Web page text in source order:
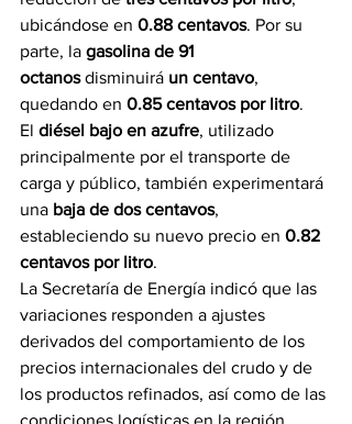
ubicándose en 0.88 centavos. Por su
parte, la gasolina de 91
octanos disminuirá un centavo,
quedando en 0.85 centavos por litro.
El diésel bajo en azufre, utilizado
principalmente por el transporte de
carga y público, también experimentará
una baja de dos centavos,
estableciendo su nuevo precio en 0.82
centavos por litro.
La Secretaría de Energía indicó que las
variaciones responden a ajustes
derivados del comportamiento de los
precios internacionales del crudo y de
los productos refinados, así como de las
condiciones logísticas en la región.